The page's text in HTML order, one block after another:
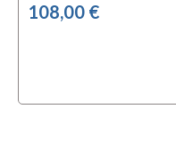
108,00 €